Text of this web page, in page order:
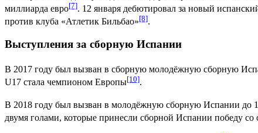
миллиарда евро[7]. 12 января дебютировал за новый
против клуба «Атлетик Бильбао»[8].
Выступления за сборную Испании
В 2017 году был вызван в сборную молодёжную сборную
U17 стала чемпионом Европы[10].
В 2018 году был вызван в молодёжную сборную Испании до
двумя голами, которые принесли сборной Испании победу со